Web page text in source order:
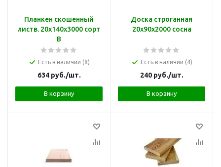
Планкен скошенный
листв. 20х140х3000 сорт
В
Есть в наличии (8)
634руб./шт.
В корзину
Доска строганная
20х90х2000 сосна
Есть в наличии (4)
240руб./шт.
В корзину